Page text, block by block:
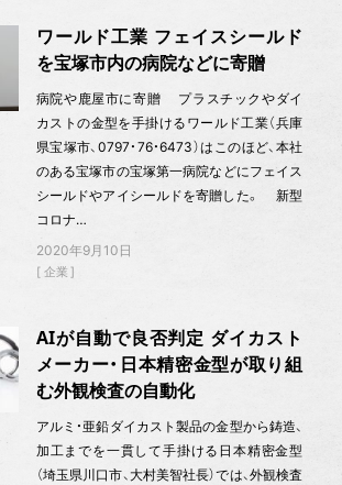
ワールド工業 フェイスシールド
を宝塚市内の病院などに寄贈
病院や鹿屋市に寄贈 プラスチックやダイ
カストの金型を手掛けるワールド工業（兵庫
県宝塚市、0797・76・6473）はこのほど、本社
のある宝塚市の宝塚第一病院などにフェイス
シールドやアイシールドを寄贈した。 新型
コロナ…
2020年9月10日
企業
AIが自動で良否判定 ダイカスト
メーカー・日本精密金型が取り組
む外観検査の自動化
アルミ・亜鉛ダイカスト製品の金型から鋳造、
加工までを一貫して手掛ける日本精密金型
（埼玉県川口市、大村美智社長）では、外観検査